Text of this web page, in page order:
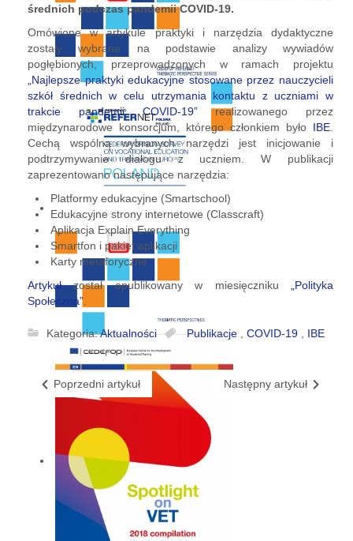
średnich podczas pandemii COVID-19.
Omówione w artykule praktyki i narzędzia dydaktyczne
zostały wybrane na podstawie analizy wywiadów
pogłębionych, przeprowadzonych w ramach projektu
„Najlepsze praktyki edukacyjne stosowane przez nauczycieli
szkół średnich w celu utrzymania kontaktu z uczniami w
trakcie pandemii COVID-19”realizowanego przez
międzynarodowe konsorcjum, którego członkiem było IBE
Cechą wspólną wybranych narzędzi jest inicjowanie i
podtrzymywanie dialogu z uczniem. W publikacji
zaprezentowano następujące narzędzia:
Platformy edukacyjne (Smartschool)
Edukacyjne strony internetowe (Classcraft)
Aplikacja Explain Everything
Smartfon i pakiet aplikacji
Karty metaforyczne
Artykułzostał opublikowany w miesięczniku
„Polityka
Społeczna”
Kategoria:Aktualności Publikacje , COVID-19 , IBE
Poprzedni artykuł Następny artykuł